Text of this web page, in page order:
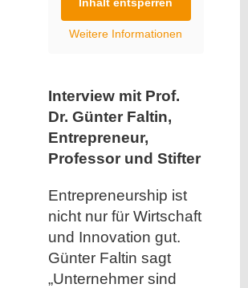
Weitere Informationen
Interview mit Prof.
Dr. Günter Faltin,
Entrepreneur,
Professor und Stifter
Entrepreneurship ist
nicht nur für Wirtschaft
und Innovation gut.
Günter Faltin sagt
„Unternehmer sind